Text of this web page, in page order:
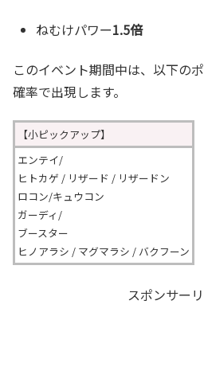
ねむけパワー1.5倍
このイベント期間中は、以下の
確率で出現します。
【小ピックアップ】
エンテイ/
ヒトカゲ / リザード / リザードン
ロコン/キュウコン
ガーディ/
ブースター
ヒノアラシ / マグマラシ / バクフーン
スポンサー